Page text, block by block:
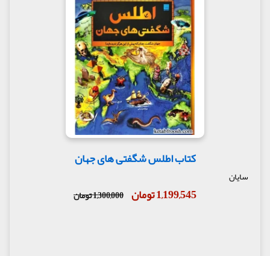
کتاب اطلس شگفتی های جهان
سایان
1,199,545 تومان 1,300,000 تومان